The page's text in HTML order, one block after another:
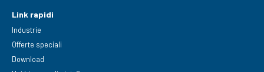
Link rapidi
Industrie
Offerte speciali
Download